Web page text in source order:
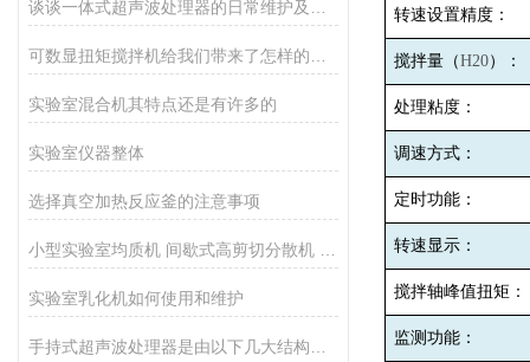
实验室混合机其特点还是有许多的
实验室仪器整体
选择真空加热反应釜的注意事项
实验室乳化机如何使用和维护
转速设置精度：
搅拌量（H20）：
处理粘度：
调速方式：
定时功能：
转速显示：
搅拌轴峰值扭矩：
监测功能：